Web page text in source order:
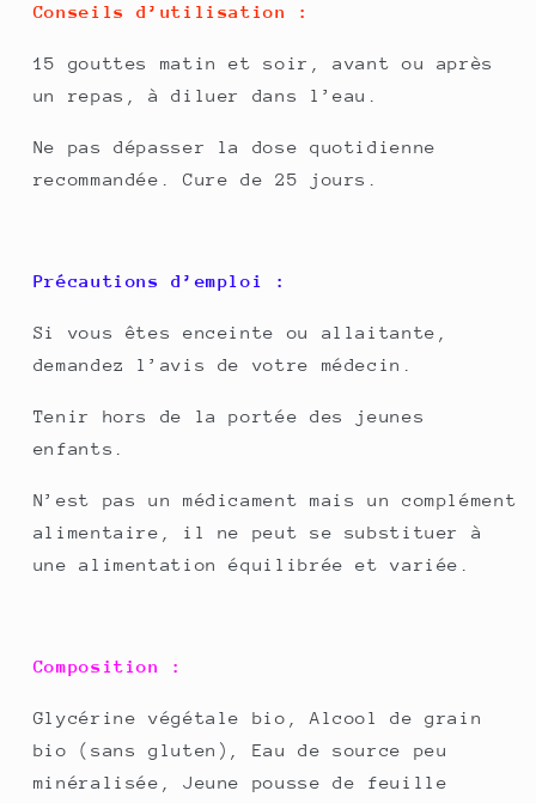
Conseils d’utilisation :
15 gouttes matin et soir, avant ou après
un repas, à diluer dans l’eau.
Ne pas dépasser la dose quotidienne
recommandée. Cure de 25 jours.
Précautions d’emploi :
Si vous êtes enceinte ou allaitante,
demandez l’avis de votre médecin.
Tenir hors de la portée des jeunes
enfants.
N’est pas un médicament mais un complément
alimentaire, il ne peut se substituer à
une alimentation équilibrée et variée.
Composition :
Glycérine végétale bio, Alcool de grain
bio (sans gluten), Eau de source peu
minéralisée, Jeune pousse de feuille